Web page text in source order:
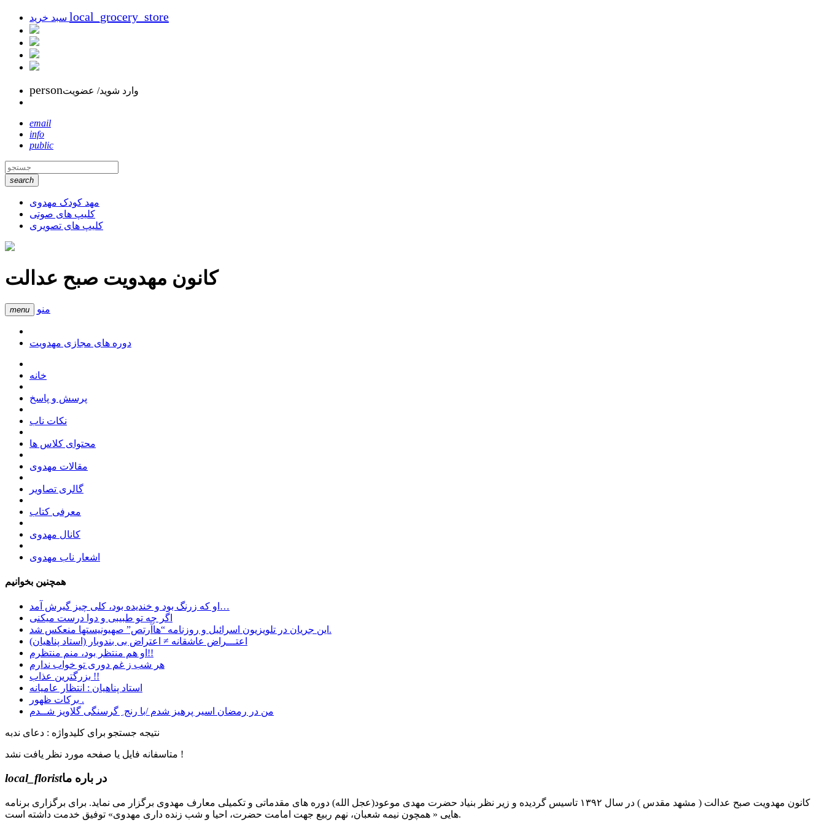
local_grocery_store
personوارد شوید/ عضویت
email
info
public
search
مهد کودک مهدوی
کلیپ های صوتی
کلیپ های تصویری
کانون مهدویت صبح عدالت
menu منو
دوره های مجازی مهدویت
خانه
پرسش و پاسخ
نکات ناب
محتوای کلاس ها
مقالات مهدوی
گالری تصاویر
معرفی کتاب
کانال مهدوی
اشعار ناب مهدوی
همچنین بخوانیم
او که زرنگ بود و خندیده بود، کلی چیز گیرش آمد…
اگر چه تو طبیبی و دوا درست میکنی
این جریان در تلویزیون اسرائیل و روزنامه “هاآرتص” صهیونیستها منعکس شد.
اعتـــراض عاشقانه ≠ اعتراض بی بندوبار (استاد پناهیان)
او هم منتظر بود، منم منتظرم!!
هر شب ز غم دوری تو خواب ندارم
بزرگترین عذاب !!
استاد پناهیان : انتظار عامیانه
برکات ظهور .
من در رمضان اسیر پرهیز شدم /با رنج ِ گرسنگی گلاویز شــدم
نتیجه جستجو برای کلیدواژه : دعای ندبه
متاسفانه فایل یا صفحه مورد نظر یافت نشد !
local_floristدر باره ما
کانون مهدویت صبح عدالت ( مشهد مقدس ) در سال ۱۳۹۲ تاسیس گردیده و زیر نظر بنیاد حضرت مهدی موعود(عجل الله) دوره های مقدماتی و تکمیلی معارف مهدوی برگزار می نماید. برای برگزاری برنامه
هایی « همچون نیمه شعبان، نهم ربیع جهت امامت حضرت، احیا و شب زنده داری مهدوی» توفیق خدمت داشته است.